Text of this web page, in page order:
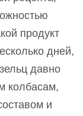
продукт
дней,
давно
колбасам,
и